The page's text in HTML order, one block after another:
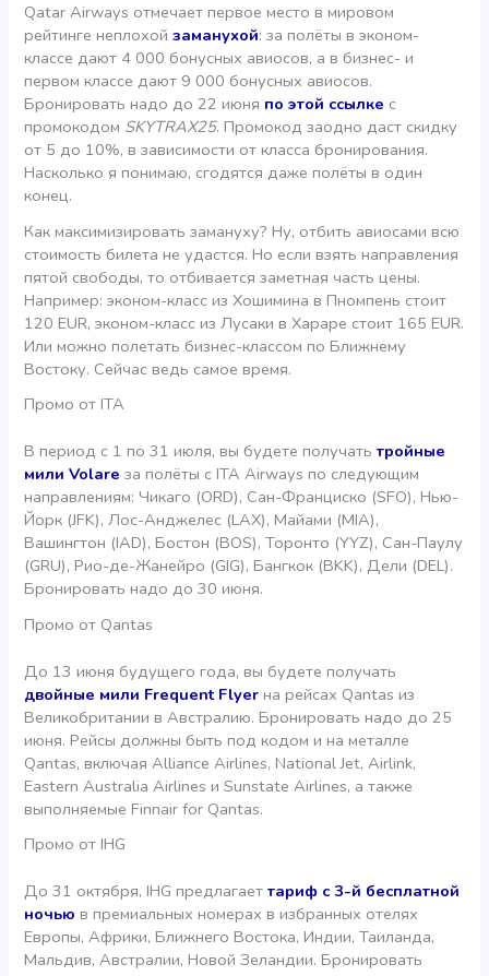
Qatar Airways отмечает первое место в мировом
рейтинге неплохойзаманухой: за полёты в эконом-
классе дают 4 000 бонусных авиосов, а в бизнес- и
первом классе дают 9 000 бонусных авиосов.
Бронировать надо до 22 июня по этой ссылке с
промокодом SKYTRAX25. Промокод заодно даст скидку
от 5 до 10%, в зависимости от класса бронирования.
Насколько я понимаю, сгодятся даже полёты в один
конец.
Как максимизировать замануху? Ну, отбить авиосами всю
стоимость билета не удастся. Но если взять направления
пятой свободы, то отбивается заметная часть цены.
Например: эконом-класс из Хошимина в Пномпень стоит
120 EUR, эконом-класс из Лусаки в Хараре стоит 165 EUR.
Или можно полетать бизнес-классом по Ближнему
Востоку. Сейчас ведь самое время.
Промо от ITA
В период с 1 по 31 июля, вы будете получатьтройные
мили Volareза полёты с ITA Airways по следующим
направлениям: Чикаго (ORD), Сан-Франциско (SFO), Нью-
Йорк (JFK), Лос-Анджелес (LAX), Майами (MIA),
Вашингтон (IAD), Бостон (BOS), Торонто (YYZ), Сан-Паулу
(GRU), Рио-де-Жанейро (GIG), Бангкок (BKK), Дели (DEL).
Бронировать надо до 30 июня.
Промо от Qantas
До 13 июня будущего года, вы будете получать
двойные мили Frequent Flyerна рейсах Qantas из
Великобритании в Австралию. Бронировать надо до 25
июня. Рейсы должны быть под кодом и на металле
Qantas, включая Alliance Airlines, National Jet, Airlink,
Eastern Australia Airlines и Sunstate Airlines, а также
выполняемые Finnair for Qantas.
Промо от IHG
До 31 октября, IHG предлагаеттариф с 3-й бесплатной
ночью в премиальных номерах в избранных отелях
Европы, Африки, Ближнего Востока, Индии, Таиланда,
Мальдив, Австралии, Новой Зеландии. Бронировать